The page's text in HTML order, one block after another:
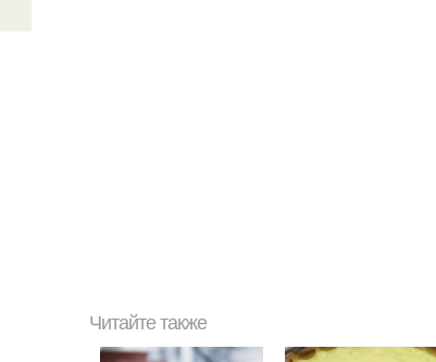
Читайте также